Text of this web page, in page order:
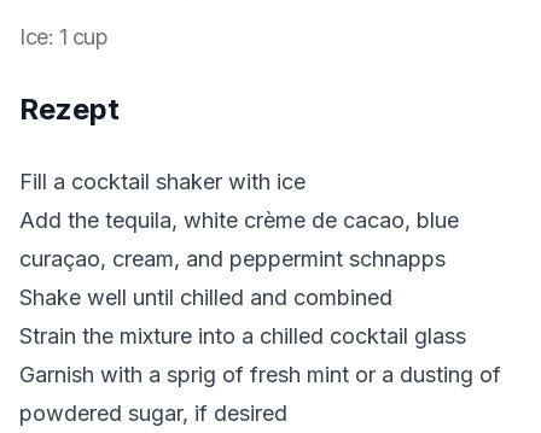
Ice: 1 cup
Rezept
Fill a cocktail shaker with ice
Add the tequila, white crème de cacao, blue
curaçao, cream, and peppermint schnapps
Shake well until chilled and combined
Strain the mixture into a chilled cocktail glass
Garnish with a sprig of fresh mint or a dusting of
powdered sugar, if desired